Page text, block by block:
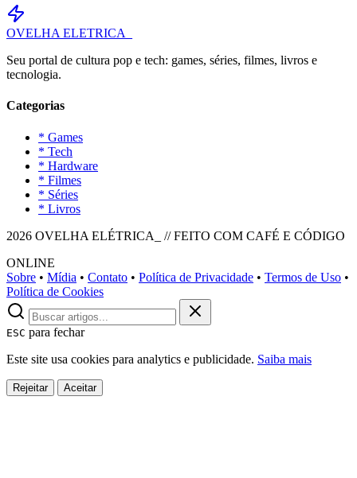
OVELHA ELETRICA_
Seu portal de cultura pop e tech: games, séries, filmes, livros e
tecnologia.
Categorias
* Games
* Tech
* Hardware
* Filmes
* Séries
* Livros
2026 OVELHA ELÉTRICA_ // FEITO COM CAFÉ E CÓDIGO
ONLINE
Sobre • Mídia • Contato • Política de Privacidade • Termos de Uso •
Política de Cookies
ESC para fechar
Este site usa cookies para analytics e publicidade. Saiba mais
Rejeitar Aceitar